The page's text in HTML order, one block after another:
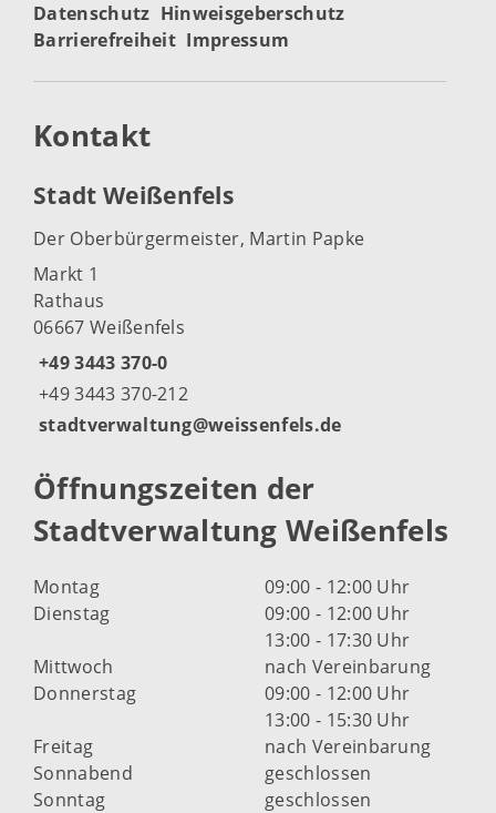
Datenschutz Hinweisgeberschutz
Barrierefreiheit Impressum
Kontakt
Stadt Weißenfels
Der Oberbürgermeister, Martin Papke
Markt 1
Rathaus
06667 Weißenfels
+49 3443 370-0
+49 3443 370-212
stadtverwaltung@weissenfels.de
Öffnungszeiten der
Stadtverwaltung Weißenfels
Montag
09:00 - 12:00 Uhr
Dienstag
09:00 - 12:00 Uhr
13:00 - 17:30 Uhr
Mittwoch
nach Vereinbarung
Donnerstag
09:00 - 12:00 Uhr
13:00 - 15:30 Uhr
Freitag
nach Vereinbarung
Sonnabend
geschlossen
Sonntag
geschlossen